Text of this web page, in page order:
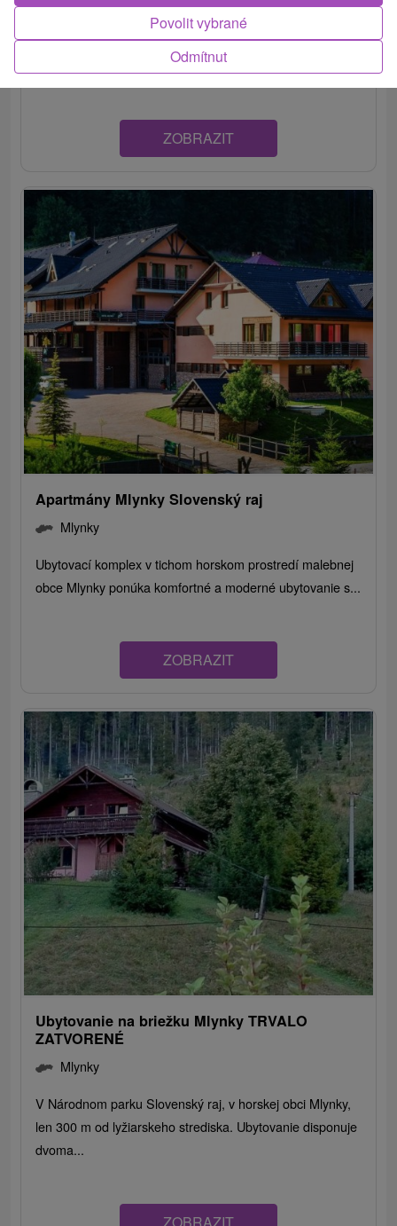
Chata Melissa je situovaná v obci Mlynky v blízkosti
lyžiarskych stredísk a vodnej priehrady Palcmanská
ZOBRAZIT
Apartmány Mlynky Slovenský raj
Mlynky
Ubytovací komplex v tichom horskom prostredí malebnej
obce Mlynky ponúka komfortné a moderné ubytovanie s...
ZOBRAZIT
Ubytovanie na briežku Mlynky TRVALO
ZATVORENÉ
Mlynky
V Národnom parku Slovenský raj, v horskej obci Mlynky,
len 300 m od lyžiarskeho strediska. Ubytovanie disponuje
dvoma...
Odmítnut
Povolit vybrané